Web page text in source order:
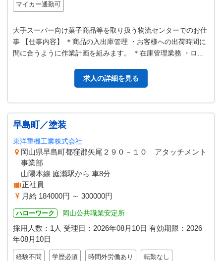
マイカー通勤可
大手スーパー向け菓子商品等を取り扱う物流センターでのお仕
事 【仕事内容】 ＊商品の入出庫管理 ・お客様への出荷時間に
間に合うように作業計画を組みます。 ＊在庫管理業務 ・ロケ
求人の詳細を見る
早島町／塗装
東洋重機工業株式会社
岡山県早島町都窪郡矢尾２９０－１０ アタッチメント
事業部
山陽本線 庭瀬駅から 車8分
正社員
月給 184000円 ～ 300000円
ハローワーク 岡山公共職業安定所
採用人数：1人 受理日： 2026年08月10日 有効期限： 2026
年08月10日
経験不問 学歴必須 時間外労働あり 転勤なし